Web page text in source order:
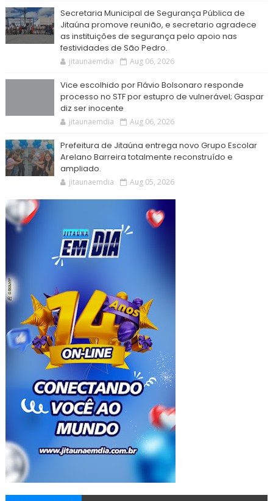
Secretaria Municipal de Segurança Pública de
Jitaúna promove reunião, e secretario agradece
as instituições de segurança pelo apoio nas
festividades de São Pedro.
jitaunaemdia Aug 06, 2026
Vice escolhido por Flávio Bolsonaro responde
processo no STF por estupro de vulnerável; Gaspar
diz ser inocente
jitaunaemdia Aug 06, 2026
Prefeitura de Jitaúna entrega novo Grupo Escolar
Arelano Barreira totalmente reconstruído e
ampliado.
jitaunaemdia Aug 05, 2026